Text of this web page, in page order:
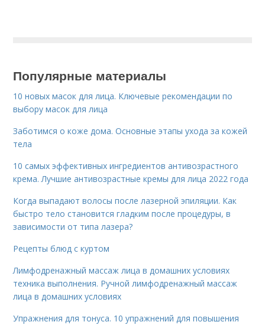
Популярные материалы
10 новых масок для лица. Ключевые рекомендации по
выбору масок для лица
Заботимся о коже дома. Основные этапы ухода за кожей
тела
10 самых эффективных ингредиентов антивозрастного
крема. Лучшие антивозрастные кремы для лица 2022 года
Когда выпадают волосы после лазерной эпиляции. Как
быстро тело становится гладким после процедуры, в
зависимости от типа лазера?
Рецепты блюд с куртом
Лимфодренажный массаж лица в домашних условиях
техника выполнения. Ручной лимфодренажный массаж
лица в домашних условиях
Упражнения для тонуса. 10 упражнений для повышения